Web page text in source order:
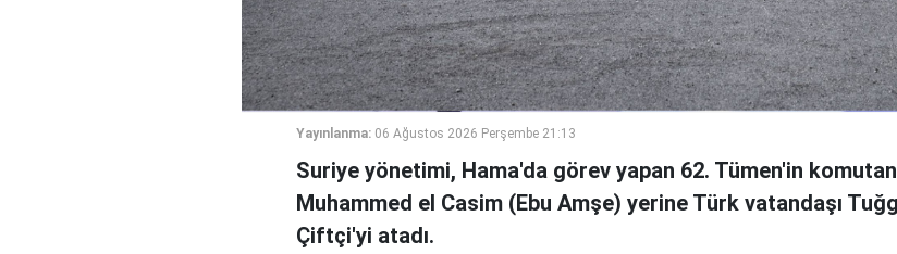
Yayınlanma: 06 Ağustos 2026 Perşembe 21:13
Suriye yönetimi, Hama'da görev yapan 62. Tümen'in
Muhammed el Casim (Ebu Amşe) yerine Türk vatandaşı
Çiftçi'yi atadı.